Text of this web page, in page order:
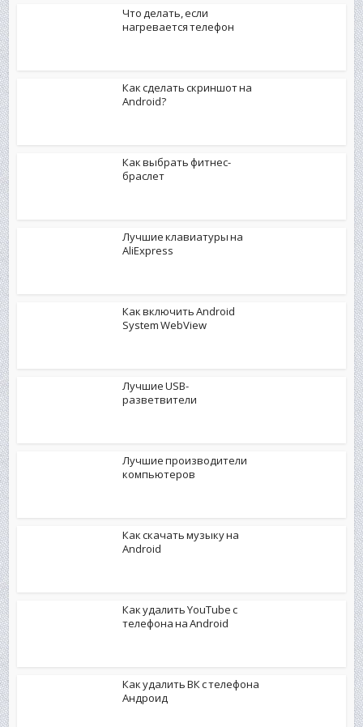
Что делать, если
нагревается телефон
Как сделать скриншот на
Android?
Как выбрать фитнес-
браслет
Лучшие клавиатуры на
AliExpress
Как включить Android
System WebView
Лучшие USB-
разветвители
Лучшие производители
компьютеров
Как скачать музыку на
Android
Как удалить YouTube с
телефона на Android
Как удалить ВК с телефона
Андроид